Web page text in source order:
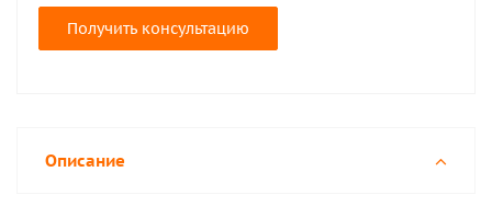
Получить консультацию
Описание